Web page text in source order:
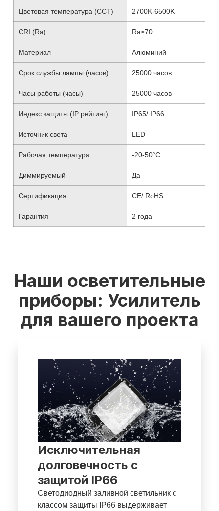
Цветовая температура (CCT) 2700K-6500K
CRI (Ra) Ra≥70
Материал Алюминий
Срок службы лампы (часов) 25000 часов
Часы работы (часы) 25000 часов
Индекс защиты (IP рейтинг) IP65/ IP66
Источник света LED
Рабочая температура -20-50°C
Диммируемый Да
Сертификация CE/ RoHS
Гарантия 2 года
Наши осветительные
приборы: Усилитель
для вашего проекта
Исключительная
долговечность с
защитой IP66
Светодиодный заливной светильник с
классом защиты IP66 выдерживает